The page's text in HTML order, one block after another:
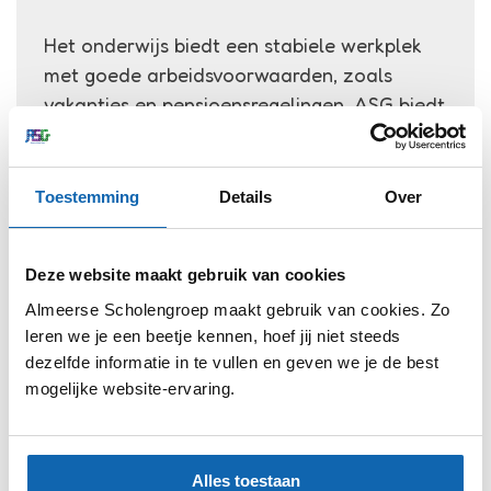
Toestemming Details Over
Deze website maakt gebruik van cookies
Almeerse Scholengroep maakt gebruik van cookies. Zo
leren we je een beetje kennen, hoef jij niet steeds
dezelfde informatie in te vullen en geven we je de best
mogelijke website-ervaring.
Alles toestaan
Het onderwijs biedt een stabiele werkplek
met goede arbeidsvoorwaarden, zoals
vakanties en pensioensregelingen. ASG biedt
je daarnaast ook extraatjes zoals
een Lifecheck, en een fietsregeling. Je krijgt
de kans om jezelf verder te ontwikkelen,
zowel professioneel als persoonlijk, door
Persoonlijk traject
tijdens je switch
Een carrièreswitch is niet altijd even